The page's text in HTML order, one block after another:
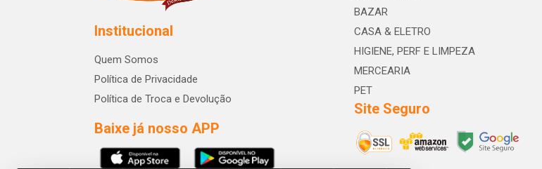
Institucional
Quem Somos
Política de Privacidade
Política de Troca e Devolução
Baixe já nosso APP
BAZAR
CASA & ELETRO
HIGIENE, PERF E LIMPEZA
MERCEARIA
PET
Site Seguro